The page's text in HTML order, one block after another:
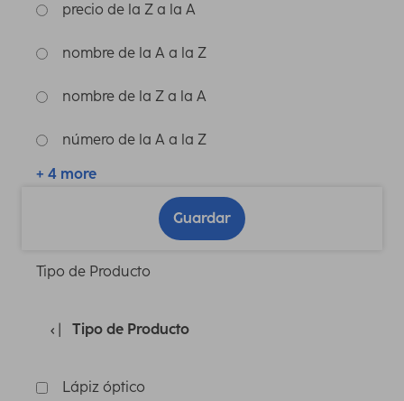
precio de la Z a la A
nombre de la A a la Z
nombre de la Z a la A
número de la A a la Z
+ 4 more
Guardar
Tipo de Producto
Tipo de Producto
Lápiz óptico